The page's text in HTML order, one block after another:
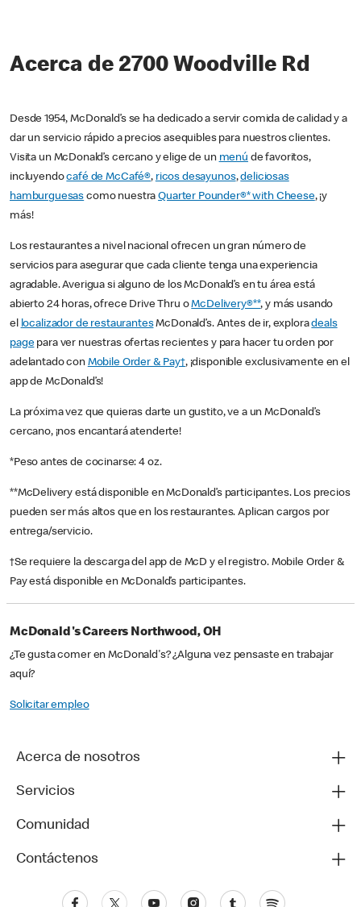
Acerca de 2700 Woodville Rd
Desde 1954, McDonald’s se ha dedicado a servir comida de calidad y a
dar un servicio rápido a precios asequibles para nuestros clientes.
Visita un McDonald’s cercano y elige de un menú de favoritos,
incluyendocafé de McCafé®, ricos desayunos,deliciosas
hamburguesas como nuestraQuarter Pounder®* with Cheese, ¡y
más!
Los restaurantes a nivel nacional ofrecen un gran número de
servicios para asegurar que cada cliente tenga una experiencia
agradable. Averigua si alguno de los McDonald’s en tu área está
abierto 24 horas, ofrece Drive Thru oMcDelivery®**, y más usando
el localizador de restaurantesMcDonald’s. Antes de ir, exploradeals
pagepara ver nuestras ofertas recientes y para hacer tu orden por
adelantado con Mobile Order & Pay†, ¡disponible exclusivamente en el
app de McDonald’s!
La próxima vez que quieras darte un gustito, ve a un McDonald’s
cercano, ¡nos encantará atenderte!
*Peso antes de cocinarse: 4 oz.
**McDelivery está disponible en McDonald’s participantes. Los precios
pueden ser más altos que en los restaurantes. Aplican cargos por
entrega/servicio.
†Se requiere la descarga del app de McD y el registro. Mobile Order &
Pay está disponible en McDonald’s participantes.
McDonald's Careers Northwood, OH
¿Te gusta comer en McDonald's? ¿Alguna vez pensaste en trabajar
aquí?
Solicitar empleo
Acerca de nosotros
Servicios
Comunidad
Contáctenos